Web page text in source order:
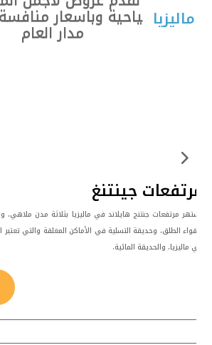
السياحية وباسعار
مدار العام
ماليزيا
مرتفعات جينتنغ
تشتهر مرتفعات جنتنج هايلاند في ماليزيا بثلاثة مدن
الهواء الطلق، وحديقة التسلية في الأماكن المغلقة والتي
في ماليزيا، والحديقة المائية.